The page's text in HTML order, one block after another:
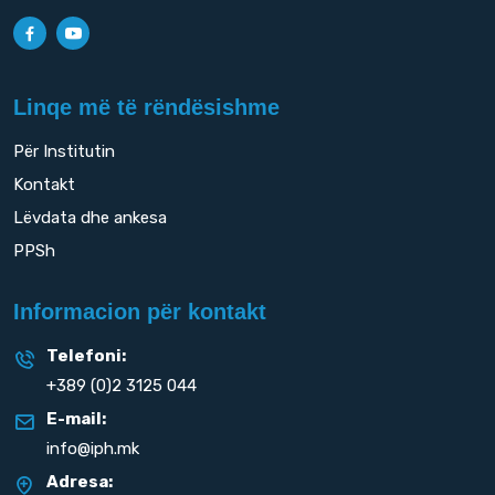
Linqe më të rëndësishme
Për Institutin
Kontakt
Lëvdata dhe ankesa
PPSh
Informacion për kontakt
Telefoni:
+389 (0)2 3125 044
E-mail:
info@iph.mk
Adresa: